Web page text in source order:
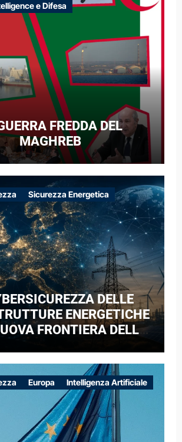
e Difesa
FREDDA DEL
MAGHREB
Sicurezza Energetica
DELLE
ENERGETICHE
FRONTIERA DELLA
RETI ELETTRICHE
NEL CONTESTO DELLA
GUERRA IBRIDA
Europa Intelligenza Artificiale